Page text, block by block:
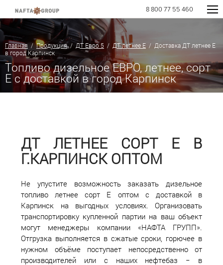
8 800 77 55 460
Главная /Продукция/ ДТ Евро 5 / ДТ летнее Е / Доставка ДТ летнее Е
в город Карпинск
Топливо дизельное ЕВРО, летнее, сорт
E с доставкой в город Карпинск
ДТ ЛЕТНЕЕ СОРТ Е В
Г.КАРПИНСК ОПТОМ
Не упустите возможность заказать дизельное
топливо летнее сорт Е оптом с доставкой в
Карпинск на выгодных условиях. Организовать
транспортировку купленной партии на ваш объект
могут менеджеры компании «НАФТА ГРУПП».
Отгрузка выполняется в сжатые сроки, горючее в
нужном объёме поступает непосредственно от
производителей или с наших нефтебаз − в